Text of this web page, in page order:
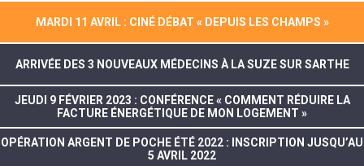
MARDI 11 AVRIL : CINÉ DÉBAT « DEPUIS LES CHAMPS »
ARRIVÉE DES 3 NOUVEAUX MÉDECINS À LA SUZE SUR SARTHE
JEUDI 9 FÉVRIER 2023 : CONFÉRENCE « COMMENT RÉDUIRE LA
FACTURE ÉNERGÉTIQUE DE MON LOGEMENT »
OPÉRATION ARGENT DE POCHE ÉTÉ 2022 : INSCRIPTION JUSQU’AU
5 AVRIL 2022